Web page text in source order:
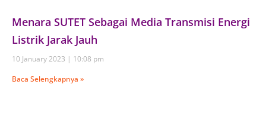
Menara SUTET Sebagai Media Transmisi Energi
Listrik Jarak Jauh
10 January 2023
10:08 pm
Baca Selengkapnya »